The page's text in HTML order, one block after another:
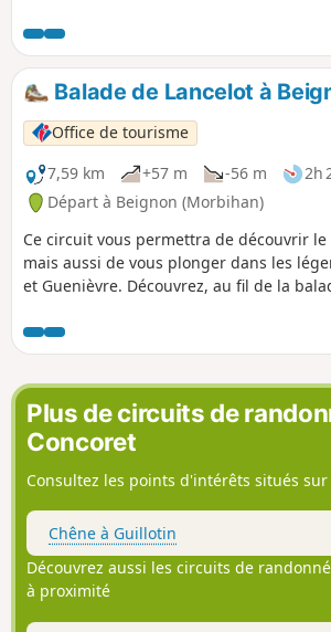
grande partie forestière. Attention, en
certaines parties du circuit peuvent être
randonnée.
Balade de Lancelot à
Office de tourisme
7,59 km
+57 m -56 m 2h
Départ à Beignon (Morbihan)
Ce circuit vous permettra de découvrir
mais aussi de vous plonger dans les
et Guenièvre. Découvrez, au fil de la
de la nature le long de la vallée de l'Aff.
l'ensemble du parcours Circuit fermé du
période de chasse.
Plus de circuits de
Concoret
Consultez les points d'intérêts situés
Chêne à Guillotin
Découvrez aussi les circuits de
à proximité